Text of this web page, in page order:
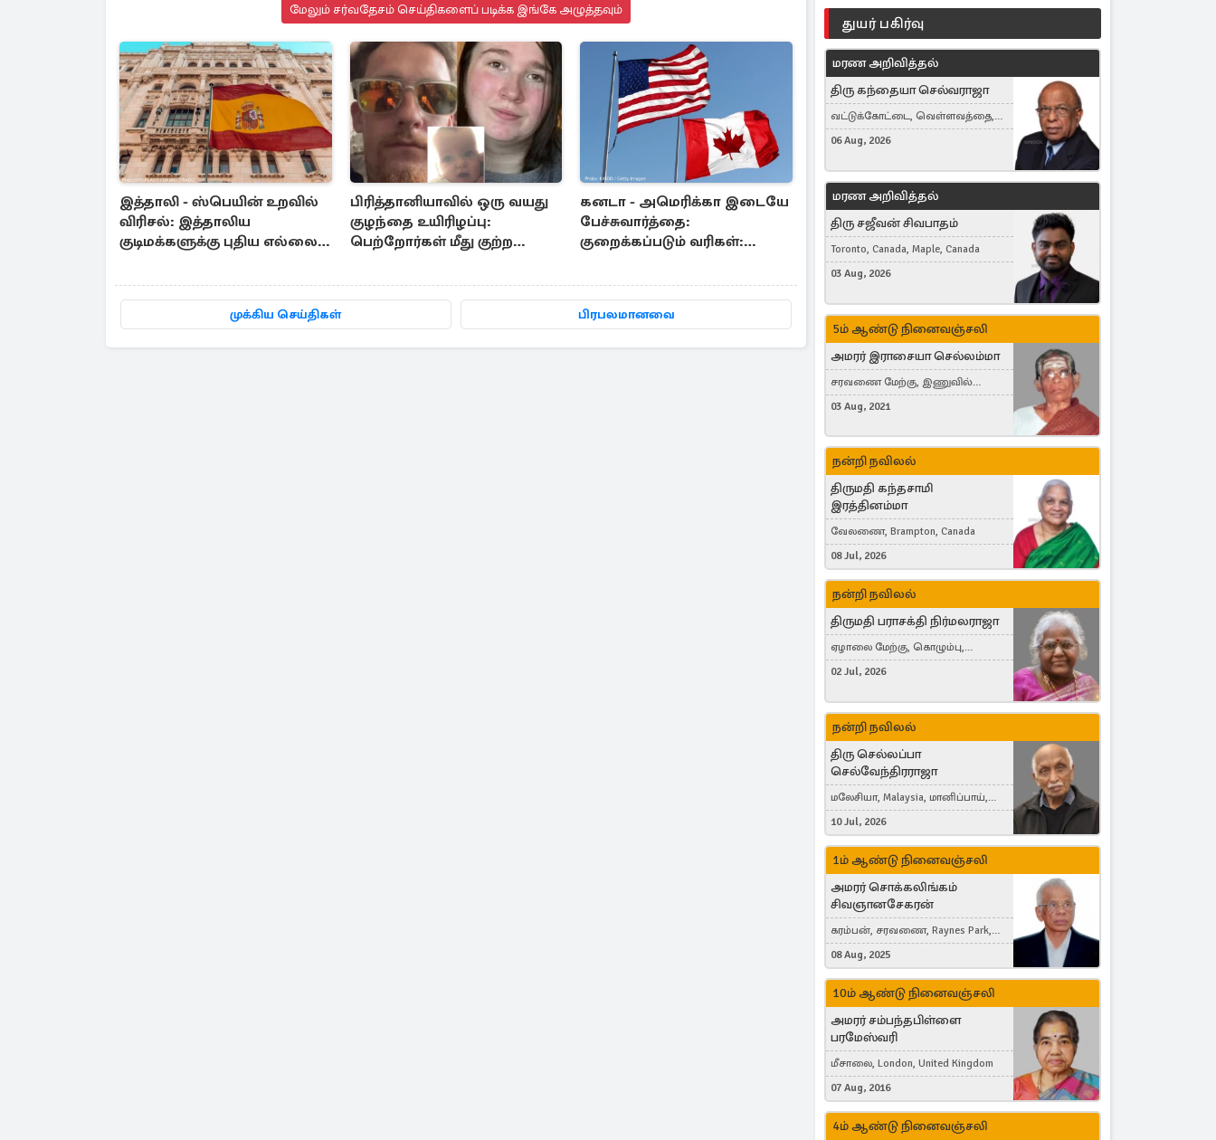
மேலும் சர்வதேசம் செய்திகளைப் படிக்க இங்கே அழுத்தவும்
இத்தாலி - ஸ்பெயின் உறவில்
விரிசல்: இத்தாலிய
குடிமக்களுக்கு புதிய எல்லை
பிரித்தானியாவில் ஒரு வயது
குழந்தை உயிரிழப்பு:
பெற்றோர்கள் மீது குற்ற
கனடா - அமெரிக்கா இடையே
பேச்சுவார்த்தை:
குறைக்கப்படும் வரிகள்:
முக்கிய செய்திகள் பிரபலமானவை
துயர் பகிர்வு
மரண அறிவித்தல்
திரு கந்தையா செல்வராஜா
வட்டுக்கோட்டை, வெள்ளவத்தை,
Toronto, Canada
06 Aug, 2026
மரண அறிவித்தல்
திரு சஜீவன் சிவபாதம்
Toronto, Canada, Maple, Canada
03 Aug, 2026
5ம் ஆண்டு நினைவஞ்சலி
அமரர் இராசையா செல்லம்மா
சரவணை மேற்கு, இணுவில்
கிழக்கு
03 Aug, 2021
நன்றி நவிலல்
திருமதி கந்தசாமி
இரத்தினம்மா
வேலணை, Brampton, Canada
08 Jul, 2026
நன்றி நவிலல்
திருமதி பராசக்தி நிர்மலராஜா
ஏழாலை மேற்கு, கொழும்பு,
தங்காலை, London, United Kingdom
02 Jul, 2026
நன்றி நவிலல்
திரு செல்லப்பா
செல்வேந்திரராஜா
மலேசியா, Malaysia, மானிப்பாய்,
Duisburg, Germany, London, United
Kingdom
10 Jul, 2026
1ம் ஆண்டு நினைவஞ்சலி
அமரர் சொக்கலிங்கம்
சிவஞானசேகரன்
கரம்பன், சரவணை, Raynes Park,
London, United Kingdom
08 Aug, 2025
10ம் ஆண்டு நினைவஞ்சலி
அமரர் சம்பந்தபிள்ளை
பரமேஸ்வரி
மீசாலை, London, United Kingdom
07 Aug, 2016
4ம் ஆண்டு நினைவஞ்சலி